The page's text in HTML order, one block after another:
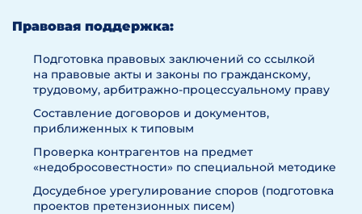
Правовая поддержка:
Подготовка правовых заключений со ссылкой
на правовые акты и законы по гражданскому,
трудовому, арбитражно-процессуальному праву
Составление договоров и документов,
приближенных к типовым
Проверка контрагентов на предмет
«недобросовестности» по специальной методике
Досудебное урегулирование споров (подготовка
проектов претензионных писем)